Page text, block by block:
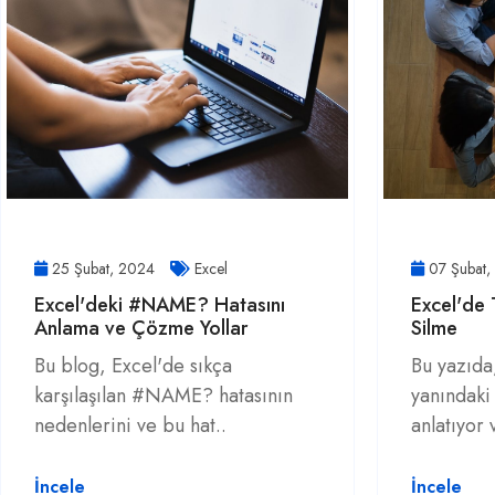
25 Şubat, 2024 Excel
Excel'deki #NAME? Hatasını
Anlama ve Çözme Yollar
Bu blog, Excel'de sıkça
karşılaşılan #NAME? hatasının
nedenlerini ve bu hat..
İncele
07
Excel'de
Silme
Bu
anlatıyor
İncele